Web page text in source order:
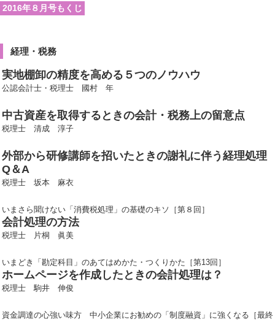
2016年８月号もくじ
経理・税務
実地棚卸の精度を高める５つのノウハウ
公認会計士・税理士 國村 年
中古資産を取得するときの会計・税務上の留意点
税理士 清成 淳子
外部から研修講師を招いたときの謝礼に伴う経理処理
Q＆A
税理士 坂本 麻衣
いまさら聞けない「消費税処理」の基礎のキソ［第８回］
会計処理の方法
税理士 片桐 眞美
いまどき「勘定科目」のあてはめかた・つくりかた［第13回］
ホームページを作成したときの会計処理は？
税理士 駒井 伸俊
資金調達の心強い味方 中小企業にお勧めの「制度融資」に強くなる［最終